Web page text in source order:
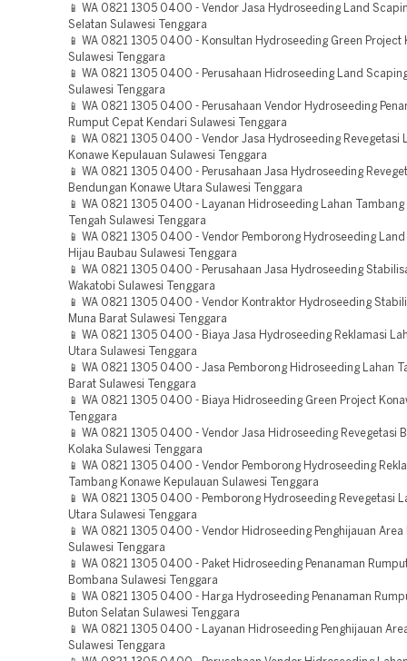
📱 WA 0821 1305 0400 - Vendor Jasa Hydroseeding Land
Selatan Sulawesi Tenggara
📱 WA 0821 1305 0400 - Konsultan Hydroseeding Green Project
Sulawesi Tenggara
📱 WA 0821 1305 0400 - Perusahaan Hidroseeding Land
Sulawesi Tenggara
📱 WA 0821 1305 0400 - Perusahaan Vendor Hydroseeding
Rumput Cepat Kendari Sulawesi Tenggara
📱 WA 0821 1305 0400 - Vendor Jasa Hydroseeding Revegetasi
Konawe Kepulauan Sulawesi Tenggara
📱 WA 0821 1305 0400 - Perusahaan Jasa Hydroseeding
Bendungan Konawe Utara Sulawesi Tenggara
📱 WA 0821 1305 0400 - Layanan Hidroseeding Lahan Tambang
Tengah Sulawesi Tenggara
📱 WA 0821 1305 0400 - Vendor Pemborong Hydroseeding
Hijau Baubau Sulawesi Tenggara
📱 WA 0821 1305 0400 - Perusahaan Jasa Hydroseeding
Wakatobi Sulawesi Tenggara
📱 WA 0821 1305 0400 - Vendor Kontraktor Hydroseeding
Muna Barat Sulawesi Tenggara
📱 WA 0821 1305 0400 - Biaya Jasa Hydroseeding Reklamasi
Utara Sulawesi Tenggara
📱 WA 0821 1305 0400 - Jasa Pemborong Hidroseeding Lahan
Barat Sulawesi Tenggara
📱 WA 0821 1305 0400 - Biaya Hidroseeding Green Project
Tenggara
📱 WA 0821 1305 0400 - Vendor Jasa Hidroseeding Revegetasi
Kolaka Sulawesi Tenggara
📱 WA 0821 1305 0400 - Vendor Pemborong Hydroseeding
Tambang Konawe Kepulauan Sulawesi Tenggara
📱 WA 0821 1305 0400 - Pemborong Hydroseeding Revegetasi
Utara Sulawesi Tenggara
📱 WA 0821 1305 0400 - Vendor Hidroseeding Penghijauan Area
Sulawesi Tenggara
📱 WA 0821 1305 0400 - Paket Hidroseeding Penanaman
Bombana Sulawesi Tenggara
📱 WA 0821 1305 0400 - Harga Hydroseeding Penanaman
Buton Selatan Sulawesi Tenggara
📱 WA 0821 1305 0400 - Layanan Hidroseeding Penghijauan
Sulawesi Tenggara